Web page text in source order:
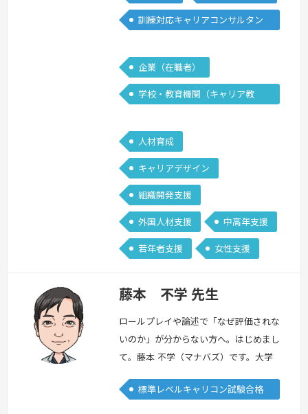
難しい部分もあると思いますので、まず
はし…続きを見る »
訓練対応キャリアコンサルタン
企業（在職者）
学校・教育機関（キャリア教
人材育成
キャリアデザイン
組織開発支援
外国人材支援 中高年支援
若年者支援 女性支援
藤本 不学 先生
ロールプレイや論述で「なぜ評価されな
いのか」が分からない方へ。はじめまし
て。藤本 不学（マナバズ）です。大学
対人・協働スキルに関する教育・研究・
標準レベルキャリコン試験合格